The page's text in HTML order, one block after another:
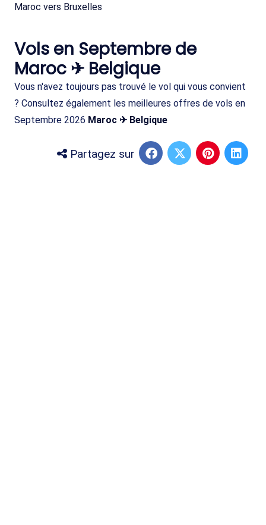
Maroc vers Bruxelles
Vols en Septembre de
Maroc ✈ Belgique
Vous n'avez toujours pas trouvé le vol qui vous convient
? Consultez également les meilleures offres de vols en
Septembre 2026 Maroc ✈ Belgique
Partagez sur